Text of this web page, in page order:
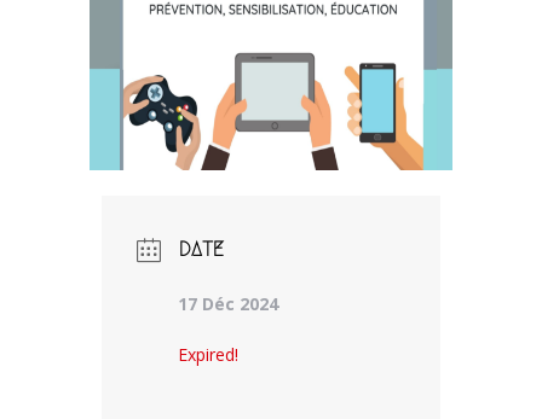
DATE
17 Déc 2024
Expired!